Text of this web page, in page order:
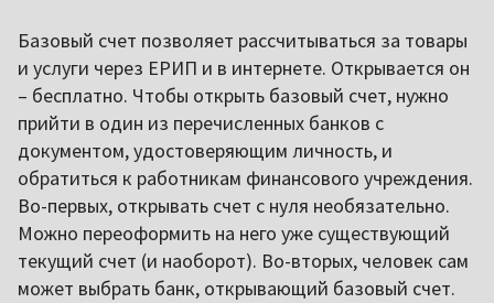
Базовый счет позволяет рассчитываться за товары
и услуги через ЕРИП и в интернете. Открывается он
– бесплатно. Чтобы открыть базовый счет, нужно
прийти в один из перечисленных банков с
документом, удостоверяющим личность, и
обратиться к работникам финансового учреждения.
Во-первых, открывать счет с нуля необязательно.
Можно переоформить на него уже существующий
текущий счет (и наоборот). Во-вторых, человек сам
может выбрать банк, открывающий базовый счет.